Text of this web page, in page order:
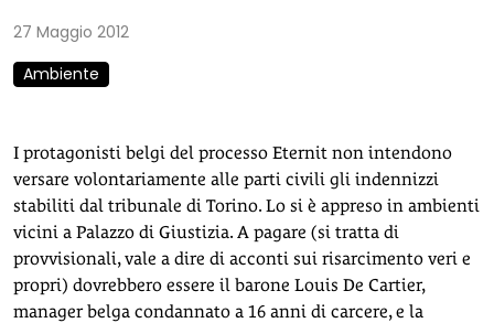
27 Maggio 2012
Ambiente
I protagonisti belgi del processo Eternit non intendono
versare volontariamente alle parti civili gli indennizzi
stabiliti dal tribunale di Torino. Lo si è appreso in ambienti
vicini a Palazzo di Giustizia. A pagare (si tratta di
provvisionali, vale a dire di acconti sui risarcimento veri e
propri) dovrebbero essere il barone Louis De Cartier,
manager belga condannato a 16 anni di carcere, e la